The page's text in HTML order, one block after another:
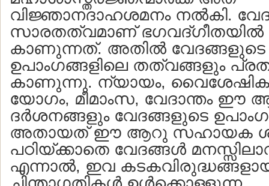
വിജ്ഞാനദാഹശമനം നല്‍കി.
സാരതത്വമാണ് ഭഗവദ്ഗീതയില്‍
കാണുന്നത്. അതില്‍ വേദങ്ങളുടെ
ഉപാംഗങ്ങളിലെ തത്വങ്ങളും
കാണുന്നു. ന്യായം,
യോഗം, മീമാംസ, വേദാന്തം ഈ
ദര്‍ശനങ്ങളും വേദങ്ങളുടെ
അതായത് ഈ ആറു സഹായക
പഠിയ്ക്കാതെ വേദങ്ങള്‍
എന്നാല്‍, ഇവ